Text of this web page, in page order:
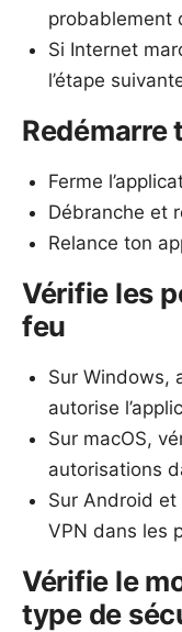
probablement
Si Internet
l’étape
Redémarre
Ferme
Débranche et
Relance ton
Vérifie les
feu
Sur Windows,
autorise
Sur macOS,
autorisations
Sur Android
VPN dans les
Vérifie le
type de